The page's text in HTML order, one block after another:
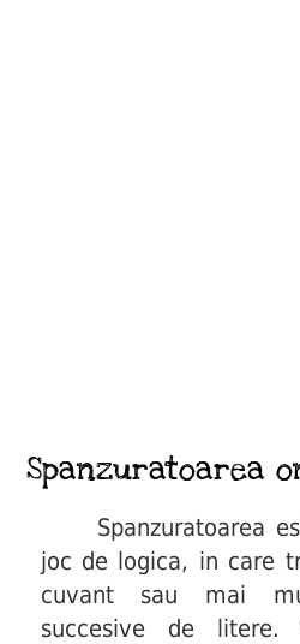
Spanzuratoarea
Spanzuratoarea
joc de logica, in care
cuvant sau mai
succesive de litere.